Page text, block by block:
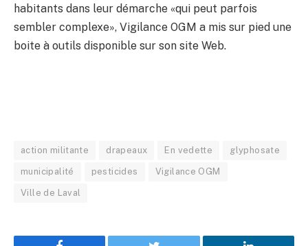
habitants dans leur démarche «qui peut parfois
sembler complexe», Vigilance OGM a mis sur pied une
boite à outils disponible sur son site Web.
action militante drapeaux En vedette glyphosate
municipalité pesticides Vigilance OGM
Ville de Laval